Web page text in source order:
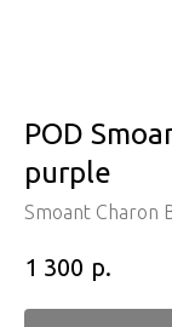
POD
purple
Smoant Charon
1 300 р.